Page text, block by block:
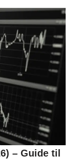
– Guide til